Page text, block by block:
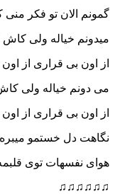
تو فکر منی که
ولی کاش همون
قراری از اون
خیاله ولی کاش همون
قراری از اون
خستمو میبره دلم ناز
توی قلبمه یه